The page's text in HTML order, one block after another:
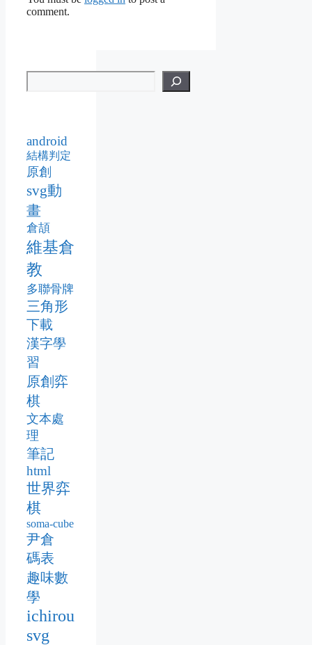
comment.
android
結構判定
原創
svg動
畫
倉頡
維基倉
教
多聯骨牌
三角形
下載
漢字學
習
原創弈
棋
文本處
理
筆記
html
世界弈
棋
soma-cube
尹倉
碼表
趣味數
學
ichirou
svg